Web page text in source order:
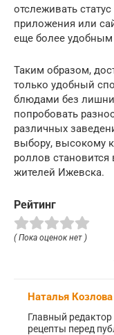
отслеживать
приложения или
еще более
Таким образом,
только удобный
блюдами без
попробовать
различных
выбору, высокому
роллов
жителей Ижевска.
Рейтинг
( Пока оценок нет )
Наталья Козлова
Главный
рецепты перед